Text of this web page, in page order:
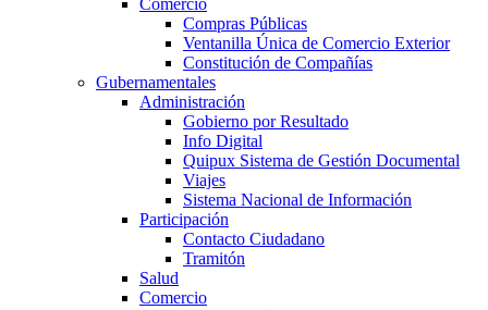
Comercio
Compras Públicas
Ventanilla Única de Comercio Exterior
Constitución de Compañías
Gubernamentales
Administración
Gobierno por Resultado
Info Digital
Quipux Sistema de Gestión Documental
Viajes
Sistema Nacional de Información
Participación
Contacto Ciudadano
Tramitón
Salud
Comercio